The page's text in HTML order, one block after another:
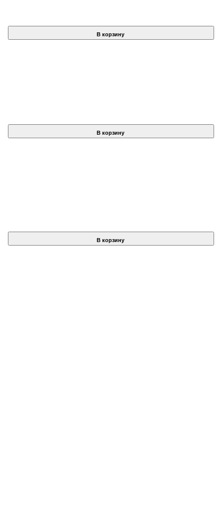
В корзину
В корзину
В корзину